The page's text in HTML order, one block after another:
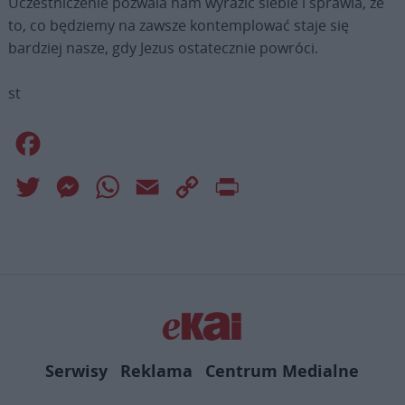
to, co będziemy na zawsze kontemplować staje się
bardziej nasze, gdy Jezus ostatecznie powróci.
st
Twitter MessengerWhatsApp
Email
Copy
Serwisy Reklama
Centrum Medialne